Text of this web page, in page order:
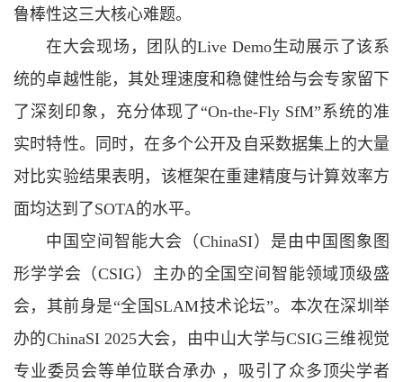
鲁棒性这三大核心难题。
在大会现场，团队的Live Demo生动展示了该系
统的卓越性能，其处理速度和稳健性给与会专家留下
了深刻印象，充分体现了“On-the-Fly SfM”系统的准
实时特性。同时，在多个公开及自采数据集上的大量
对比实验结果表明，该框架在重建精度与计算效率方
面均达到了SOTA的水平。
中国空间智能大会（ChinaSI）是由中国图象图
形学学会（CSIG）主办的全国空间智能领域顶级盛
会，其前身是“全国SLAM技术论坛”。本次在深圳举
办的ChinaSI 2025大会，由中山大学与CSIG三维视觉
专业委员会等单位联合承办 ，吸引了众多顶尖学者